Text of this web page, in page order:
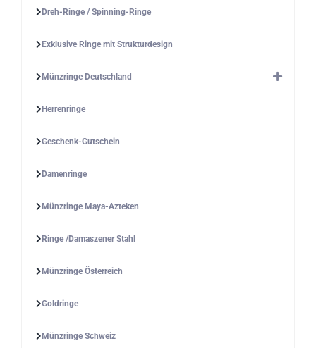
Dreh-Ringe / Spinning-Ringe
Exklusive Ringe mit Strukturdesign
Münzringe Deutschland
Herrenringe
Geschenk-Gutschein
Damenringe
Münzringe Maya-Azteken
Ringe /Damaszener Stahl
Münzringe Österreich
Goldringe
Münzringe Schweiz